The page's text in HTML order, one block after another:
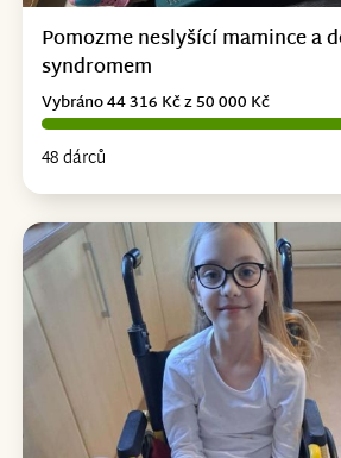
Pomozme neslyšící mamince a
syndromem
48 dárců
Vybráno 44 316 Kč z 50 000 Kč